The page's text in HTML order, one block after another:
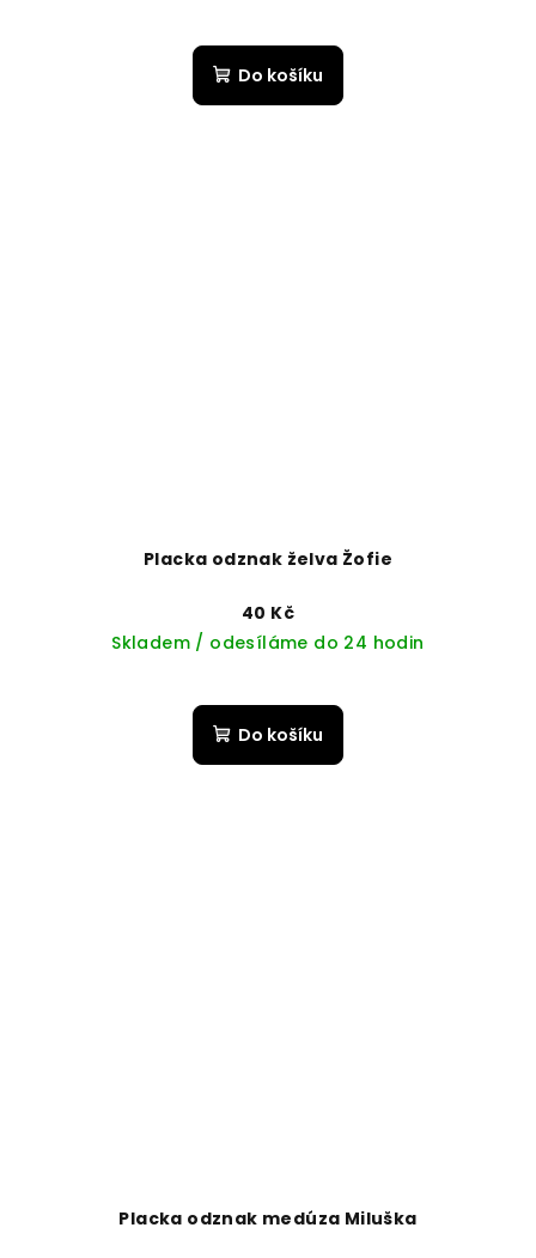
Do košíku
Placka odznak želva Žofie
40 Kč
Skladem / odesíláme do 24 hodin
Do košíku
Placka odznak medúza Miluška